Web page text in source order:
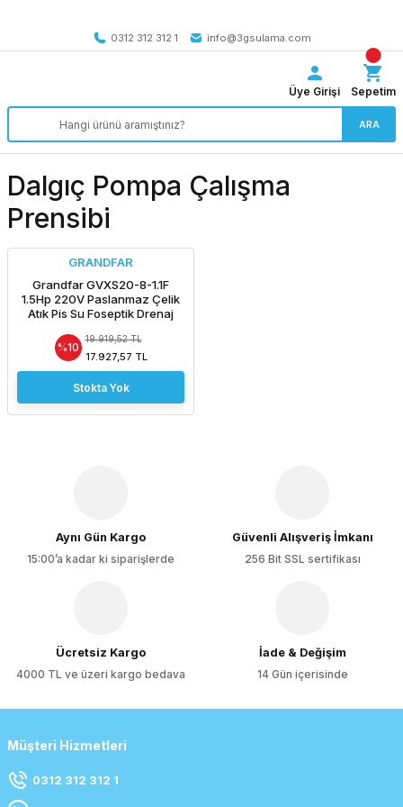
0312 312 312 1
info@3gsulama.com
ARA
Üye Girişi Sepetim
Dalgıç Pompa Çalışma
Prensibi
GRANDFAR
Grandfar GVXS20-8-1.1F
1.5Hp 220V Paslanmaz Çelik
Atık Pis Su Foseptik Drenaj
%10
19.919,52 TL
17.927,57 TL
Stokta Yok
Aynı Gün Kargo
15:00’a kadar ki siparişlerde
Güvenli Alışveriş İmkanı
256 Bit SSL sertifikası
Ücretsiz Kargo
4000 TL ve üzeri kargo bedava
İade & Değişim
14 Gün içerisinde
Müşteri Hizmetleri
0312 312 312 1